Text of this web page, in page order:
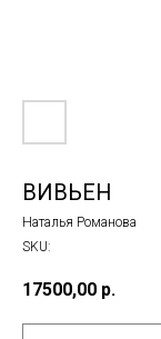
ВИВЬЕН
Наталья Романова
SKU:
17500,00 р.